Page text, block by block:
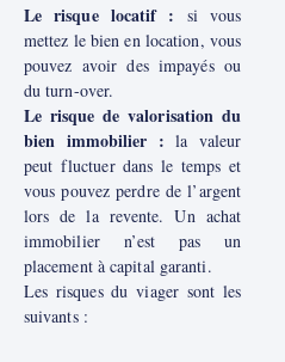
Le risque locatif : si vous
mettez le bien en location, vous
pouvez avoir des impayés ou
du turn-over.
Le risque de valorisation du
bien immobilier : la valeur
peut fluctuer dans le temps et
vous pouvez perdre de l’argent
lors de la revente. Un achat
immobilier n’est pas un
placement à capital garanti.
Les risques du viager sont les
suivants :